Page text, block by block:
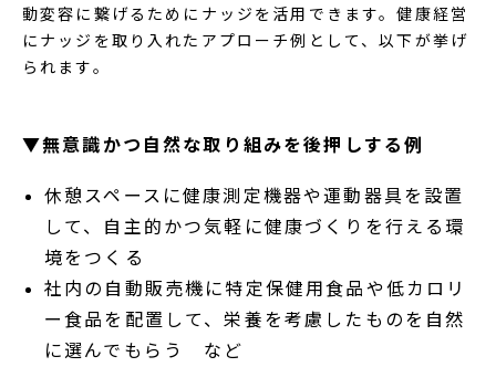
動変容に繋げるためにナッジを活用できます。健康経営
にナッジを取り入れたアプローチ例として、以下が挙げ
られます。
▼無意識かつ自然な取り組みを後押しする例
休憩スペースに健康測定機器や運動器具を設置
して、自主的かつ気軽に健康づくりを行える環
境をつくる
社内の自動販売機に特定保健用食品や低カロリ
ー食品を配置して、栄養を考慮したものを自然
に選んでもらう など